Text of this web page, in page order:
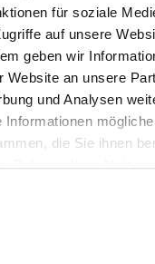
für soziale
auf unsere
geben wir
Website an unsere
und Analysen
Informationen
die Sie ihnen
Rahmen Ihrer
ist für Herrn
greift auf vielfältige
wie Business
SAP-
Prozessen im
einer CIO
Rottmair und dem
weiterentwickelt